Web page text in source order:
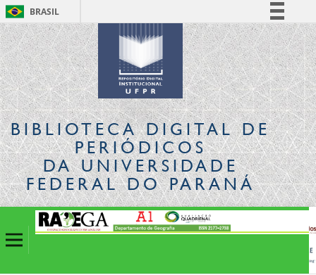
BRASIL
Simplifique!
Comunica BR
Participe
Acesso à informação
Legislação
Canais
BIBLIOTECA DIGITALDE
PERIÓDICOS
DA UNIVERSIDADE
FEDERAL DO PARANÁ